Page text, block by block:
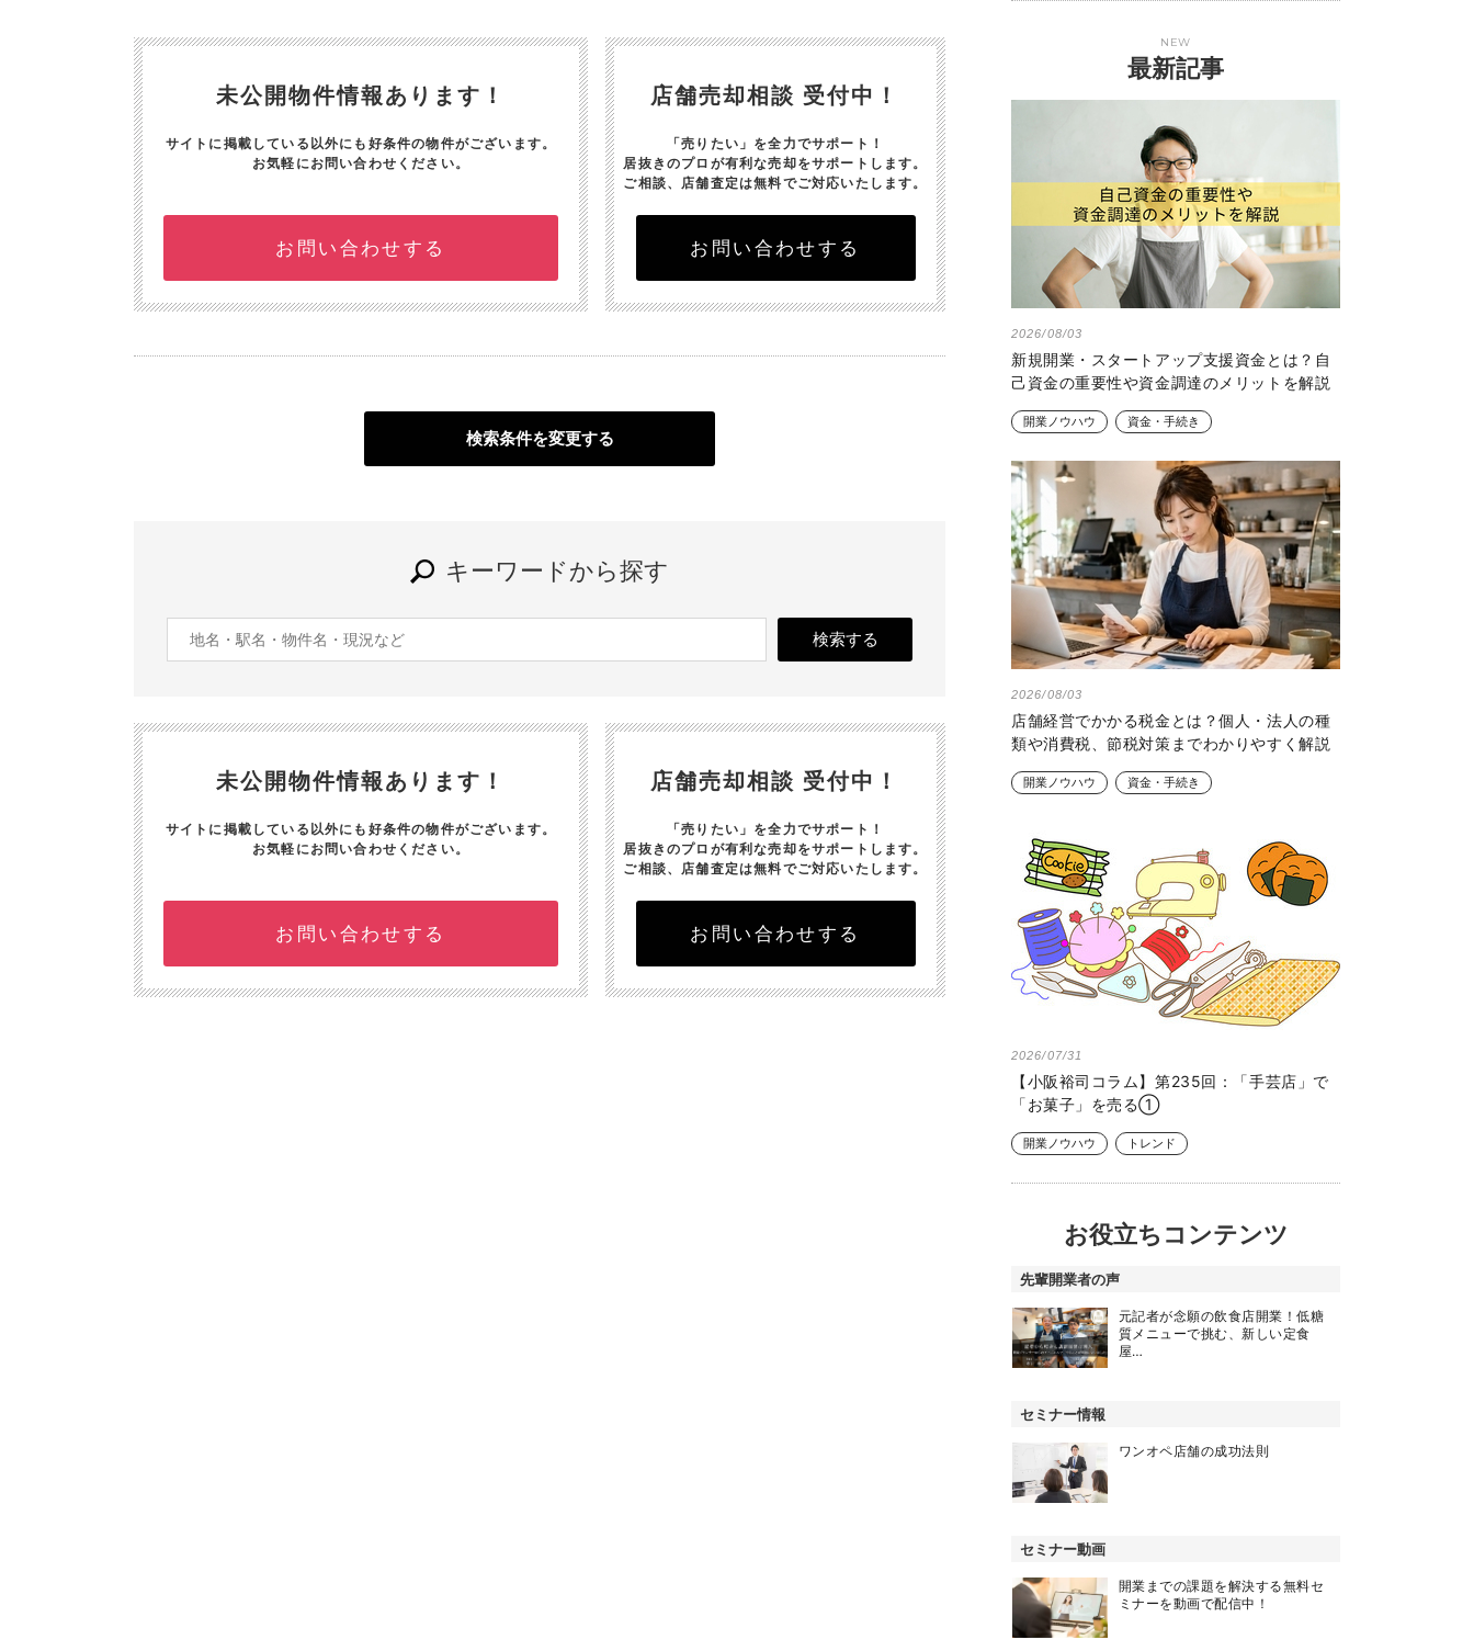
未公開物件情報あります！
サイトに掲載している以外にも好条件の物件がございます。
お気軽にお問い合わせください。
お問い合わせする
店舗売却相談 受付中！
「売りたい」を全力でサポート！
居抜きのプロが有利な売却をサポートします。
ご相談、店舗査定は無料でご対応いたします。
お問い合わせする
検索条件を変更する
キーワードから探す
未公開物件情報あります！
サイトに掲載している以外にも好条件の物件がございます。
お気軽にお問い合わせください。
お問い合わせする
店舗売却相談 受付中！
「売りたい」を全力でサポート！
居抜きのプロが有利な売却をサポートします。
ご相談、店舗査定は無料でご対応いたします。
お問い合わせする
NEW
最新記事
2026/08/03
新規開業・スタートアップ支援資金とは？自
己資金の重要性や資金調達のメリットを解説
開業ノウハウ 資金・手続き
2026/08/03
店舗経営でかかる税金とは？個人・法人の種
類や消費税、節税対策までわかりやすく解説
開業ノウハウ 資金・手続き
2026/07/31
【小阪裕司コラム】第235回：「手芸店」で
「お菓子」を売る①
開業ノウハウ トレンド
お役立ちコンテンツ
先輩開業者の声
元記者が念願の飲食店開業！低糖
質メニューで挑む、新しい定食
屋…
セミナー情報
ワンオペ店舗の成功法則
セミナー動画
開業までの課題を解決する無料セ
ミナーを動画で配信中！